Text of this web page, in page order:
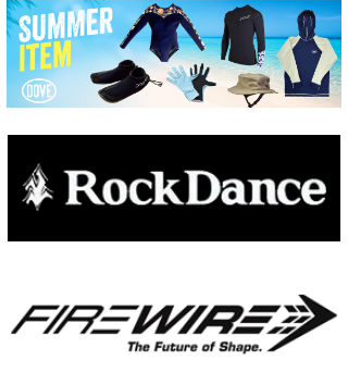
まっきー
三輪予報士
上田純子
上條将美
SancheZ